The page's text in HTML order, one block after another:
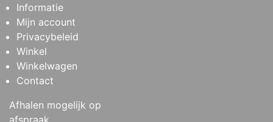
Informatie
Mijn account
Privacybeleid
Winkel
Winkelwagen
Contact
Afhalen mogelijk op
afspraak